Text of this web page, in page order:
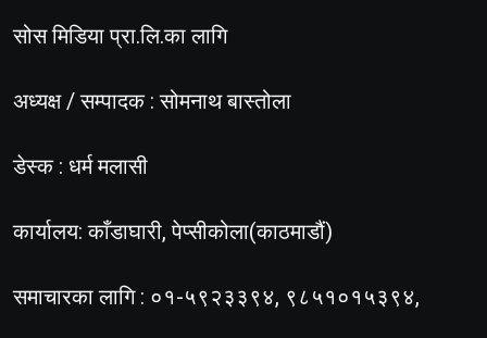
सोस मिडिया प्रा.लि.का लागि
अध्यक्ष / सम्पादक : सोमनाथ बास्तोला
डेस्क : धर्म मलासी
कार्यालय: काँडाघारी, पेप्सीकोला(काठमाडौं)
समाचारका लागि : ०१-५९२३३९४, ९८५१०१५३९४,